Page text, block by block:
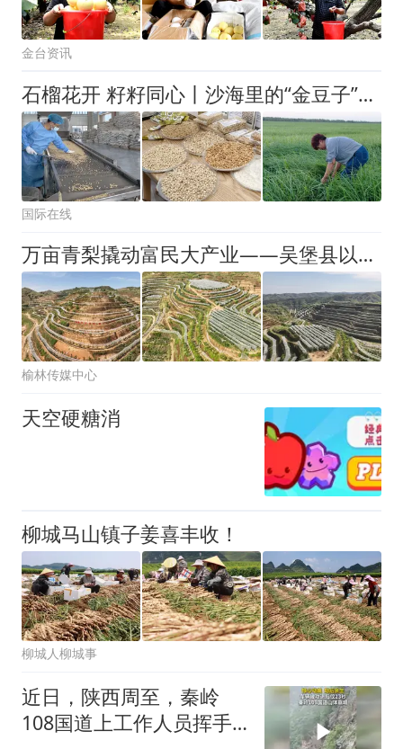
金台资讯
石榴花开 籽籽同心丨沙海里的“金豆子”，防风固沙的“金钥匙”
国际在线
万亩青梨撬动富民大产业——吴堡县以特色优势产业赋能乡村全面振兴
榆林传媒中心
天空硬糖消
柳城马山镇子姜喜丰收！
柳城人柳城事
近日，陕西周至，秦岭
108国道上工作人员挥手